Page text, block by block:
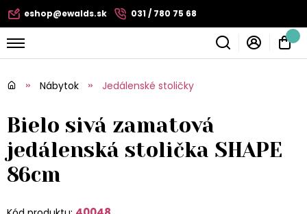
eshop@ewalds.sk 031 / 780 75 68
Nábytok Jedálenské stoličky
Bielo sivá zamatová
jedálenská stolička SHAPE
86cm